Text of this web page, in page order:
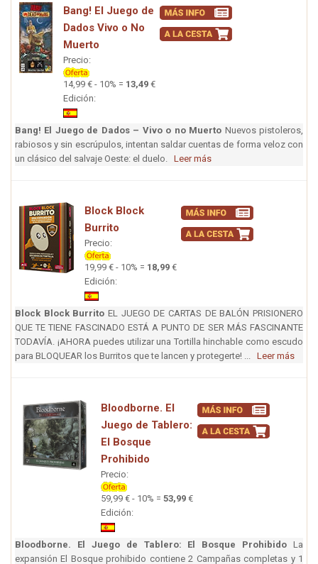
Bang! El Juego de
Dados Vivo o No
Muerto
Precio:
14,99 € - 10% = 13,49 €
Edición:
Bang! El Juego de Dados – Vivo o no Muerto Nuevos pistoleros,
rabiosos y sin escrúpulos, intentan saldar cuentas de forma veloz con
un clásico del salvaje Oeste: el duelo. Leer más
Block Block
Burrito
Precio:
19,99 € - 10% = 18,99 €
Edición:
Block Block Burrito EL JUEGO DE CARTAS DE BALÓN PRISIONERO
QUE TE TIENE FASCINADO ESTÁ A PUNTO DE SER MÁS FASCINANTE
TODAVÍA. ¡AHORA puedes utilizar una Tortilla hinchable como escudo
para BLOQUEAR los Burritos que te lancen y protegerte! ... Leer más
Bloodborne. El
Juego de Tablero:
El Bosque
Prohibido
Precio:
59,99 € - 10% = 53,99 €
Edición:
Bloodborne. El Juego de Tablero: El Bosque Prohibido La
expansión El Bosque prohibido contiene 2 Campañas completas y 1